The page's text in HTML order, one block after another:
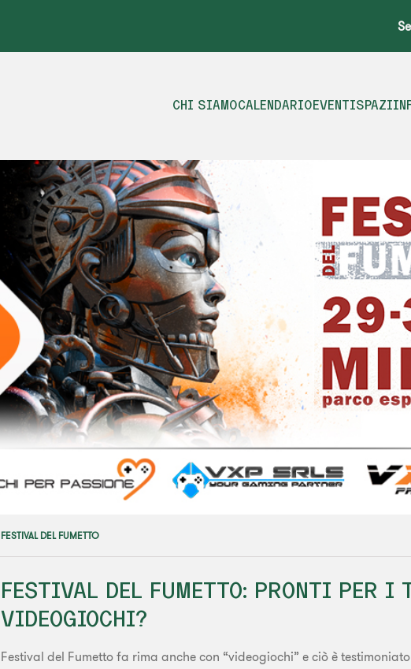
CHI SIAMOCALENDARIOEVENTISPAZI
FESTIVAL DEL FUMETTO
FESTIVAL DEL FUMETTO: PRONTI PER I
VIDEOGIOCHI?
Festival del Fumetto fa rima anche con “videogiochi” e ciò è